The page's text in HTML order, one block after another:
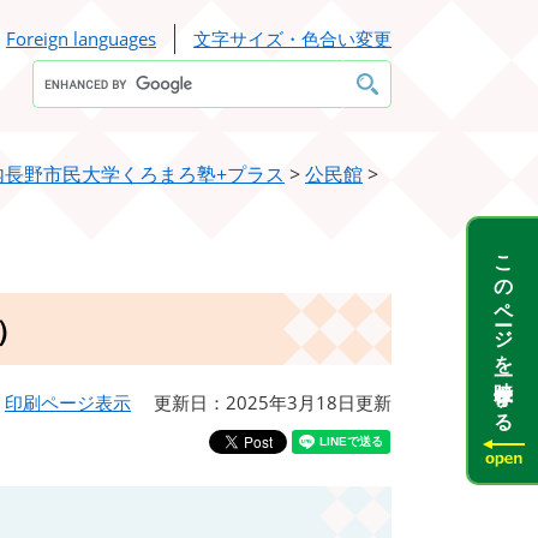
Foreign languages
文字サイズ・色合い変更
Google
カ
ス
索
野市民大学くろまろ塾+プラス >公民館>
印刷ページ表示 更新日：2025年3月18日更新 このページを一時保存する